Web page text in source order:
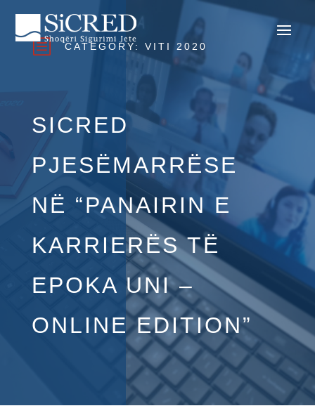
b CATEGORY: VITI 2020
SICRED
PJESËMARRËSE
NË “PANAIRIN E
KARRIERËS TË
EPOKA UNI –
ONLINE EDITION”